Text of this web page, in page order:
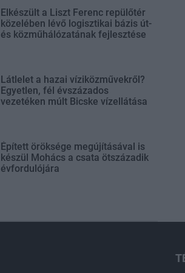
Elkészült a Liszt Ferenc repülőtér
közelében lévő logisztikai bázis út-
és közműhálózatának fejlesztése
Látlelet a hazai víziközművekről?
Egyetlen, fél évszázados
vezetéken múlt Bicske vízellátása
Épített öröksége megújításával is
készül Mohács a csata ötszázadik
évfordulójára